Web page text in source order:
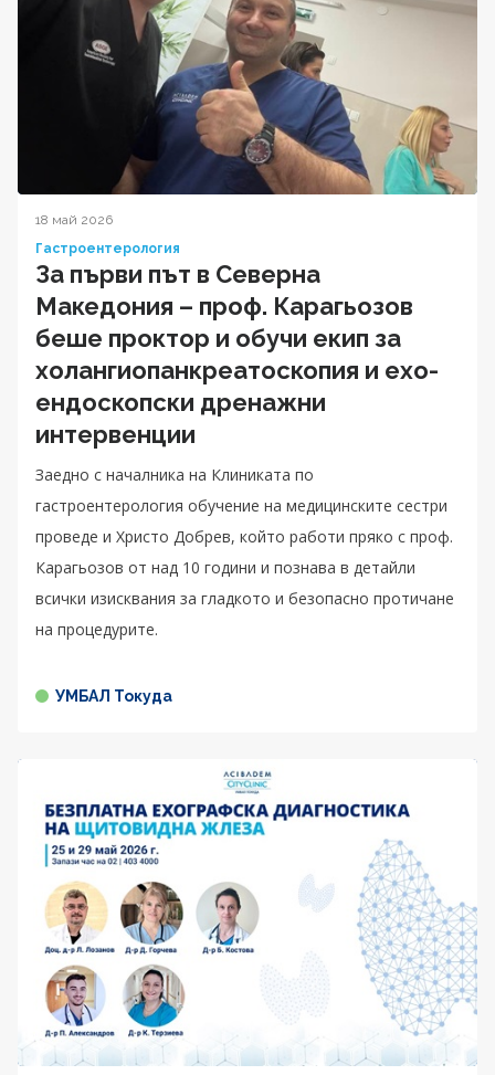
18 май 2026
Гастроентерология
За първи път в Северна
Македония – проф. Карагьозов
беше проктор и обучи екип за
холангиопанкреатоскопия и ехо-
ендоскопски дренажни
интервенции
Заедно с началника на Клиниката по
гастроентерология обучение на медицинските сестри
проведе и Христо Добрев, който работи пряко с проф.
Карагьозов от над 10 години и познава в детайли
всички изисквания за гладкото и безопасно протичане
на процедурите.
УМБАЛ Токуда